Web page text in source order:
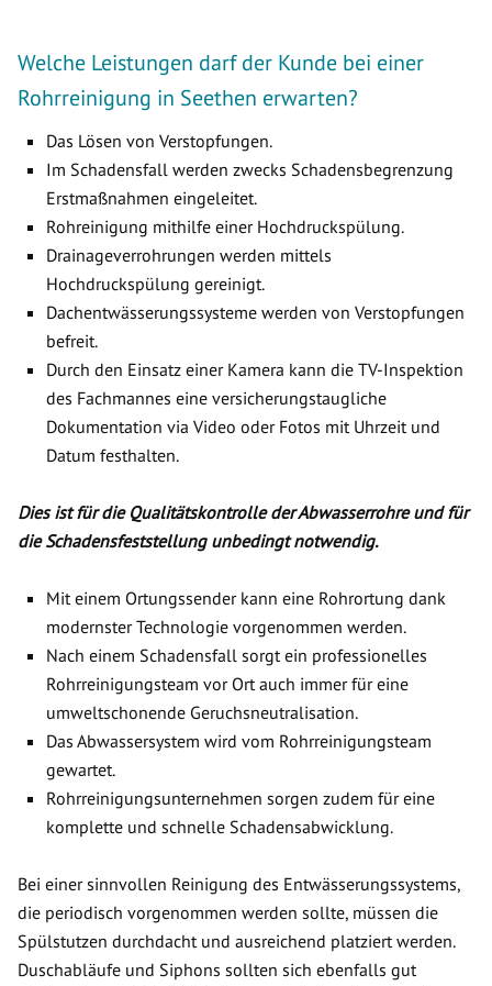
Welche Leistungen darf der Kunde bei einer
Rohrreinigung in Seethen erwarten?
Das Lösen von Verstopfungen.
Im Schadensfall werden zwecks Schadensbegrenzung
Erstmaßnahmen eingeleitet.
Rohreinigung mithilfe einer Hochdruckspülung.
Drainageverrohrungen werden mittels
Hochdruckspülung gereinigt.
Dachentwässerungssysteme werden von Verstopfungen
befreit.
Durch den Einsatz einer Kamera kann die TV-Inspektion
des Fachmannes eine versicherungstaugliche
Dokumentation via Video oder Fotos mit Uhrzeit und
Datum festhalten.
Dies ist für die Qualitätskontrolle der Abwasserrohre und für
die Schadensfeststellung unbedingt notwendig.
Mit einem Ortungssender kann eine Rohrortung dank
modernster Technologie vorgenommen werden.
Nach einem Schadensfall sorgt ein professionelles
Rohrreinigungsteam vor Ort auch immer für eine
umweltschonende Geruchsneutralisation.
Das Abwassersystem wird vom Rohrreinigungsteam
gewartet.
Rohrreinigungsunternehmen sorgen zudem für eine
komplette und schnelle Schadensabwicklung.
Bei einer sinnvollen Reinigung des Entwässerungssystems,
die periodisch vorgenommen werden sollte, müssen die
Spülstutzen durchdacht und ausreichend platziert werden.
Duschabläufe und Siphons sollten sich ebenfalls gut